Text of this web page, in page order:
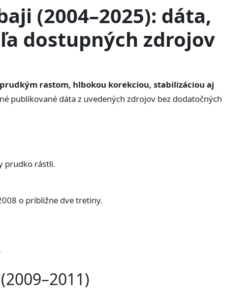
(2004–2025): dáta,
dostupných zdrojov
rastom, hlbokou korekciou, stabilizáciou aj
publikované dáta z uvedených zdrojov bez dodatočných
prudko rástli.
o približne dve tretiny.